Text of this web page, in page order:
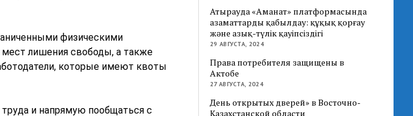
физическими
лишения свободы, а также
которые имеют квоты
и напрямую пообщаться с
Атырауда «Аманат» платформасында
азаматтарды қабылдау: құқық қорғау
және азық-түлік қауіпсіздігі
29 АВГУСТА, 2024
Права потребителя защищены в
Актобе
27 АВГУСТА, 2024
День открытых дверей» в Восточно-
Казахстанской области